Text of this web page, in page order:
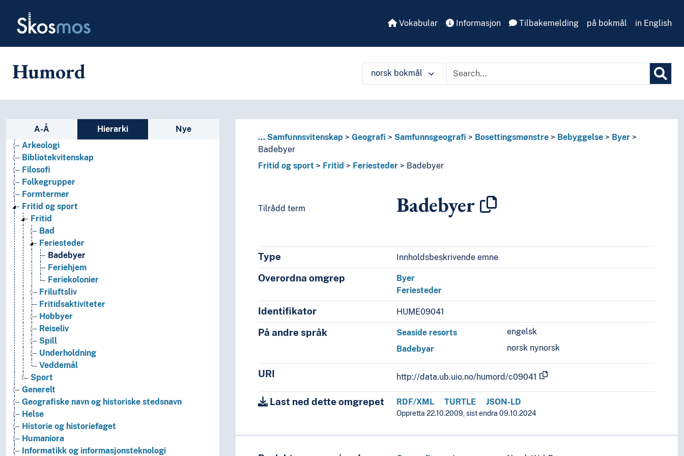
Skosmos Vokabular Informasjon Tilbakemelding på bokmål in English
Humord norsk bokmål
Sidefelt: navigér i vokabularet
A-Å Hierarki
Nye
Arkeologi
Bibliotekvitenskap
Filosofi
Folkegrupper
Formtermer
Fritid og sport
Fritid
Bad
Feriesteder
Badebyer
Feriehjem
Feriekolonier
Friluftsliv
Fritidsaktiviteter
Hobbyer
Reiseliv
Spill
Underholdning
Veddemål
Sport
Generelt
Geografiske navn og historiske stedsnavn
Helse
Historie og historiefaget
Humaniora
Informatikk og informasjonsteknologi
... Samfunnsvitenskap Geografi Samfunnsgeografi Bosettingsmønstre Bebyggelse
Byer
Badebyer
Fritid og sport
Fritid Feriesteder Badebyer
Tilrådd term Badebyer
Type Innholdsbeskrivende emne
Overordna omgrep
Byer
Feriesteder
Identifikator HUME09041
På andre språk engelsk
Seaside resorts
norsk nynorsk
Badebyar
URI http://data.ub.uio.no/humord/c09041
Last ned dette omgrepet RDF/XML TURTLE JSON-LD
Oppretta 22.10.2009, sist endra 09.10.2024